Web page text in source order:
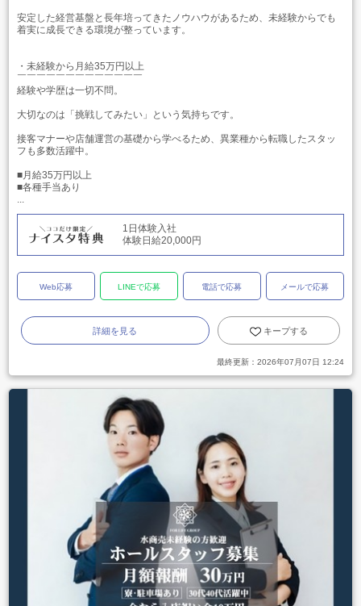
安定した経営基盤と長年培ってきたノウハウがあるため、未経験からでも
着実に成長できる環境が整っています。
・未経験から月給35万円以上
￣￣￣￣￣￣￣￣￣￣￣￣￣
経験や学歴は一切不問。
大切なのは「挑戦してみたい」という気持ちです。
接客マナーや店舗運営の基礎から学べるため、異業種から転職したスタッ
フも多数活躍中。
■月給35万円以上
■各種手当あり
...
1日体験入社
体験日給20,000円
Web応募 LINEで応募 電話で応募 メールで応募
詳細を見る キープする
最終更新： 2026年07月07日 12:24